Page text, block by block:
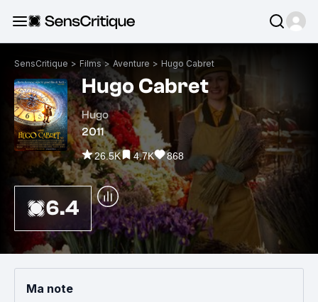
SensCritique > Films > Aventure > Hugo Cabret
Hugo Cabret
Hugo
2011
26.5K 4.7K 868
6.4
Ma note